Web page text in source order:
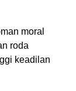
moral
roda
keadilan